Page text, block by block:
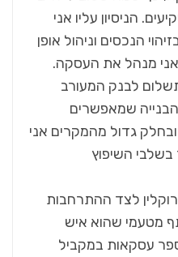
הניסיון עליו אני
הנכסים וניהול אופן
מנהל את העסקה.
לבנק המעורב
שמאפשרים
גדול מהמקרים אני
השיפוץ
לצד ההתרחבות
מטעמי שהוא איש
עסקאות במקביל